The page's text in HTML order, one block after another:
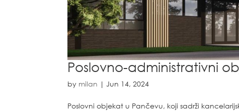
Poslovno-administrativni
by milan |Jun 14, 2024
Poslovni objekat u Pančevu, koji sadrži